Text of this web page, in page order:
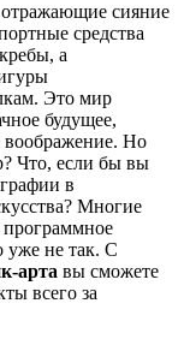
отражающие сияние
средства
а
Это мир
будущее,
воображение. Но
Что, если бы вы
в
Многие
программное
уже не так. С
арта вы сможете
всего за